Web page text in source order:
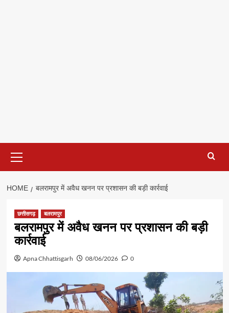
Menu
HOME बलरामपुर में अवैध खनन पर प्रशासन की बड़ी कार्रवाई
छत्तीसगढ़ बलरामपुर
बलरामपुर में अवैध खनन पर प्रशासन की बड़ी
कार्रवाई
Apna Chhattisgarh 08/06/2026 0